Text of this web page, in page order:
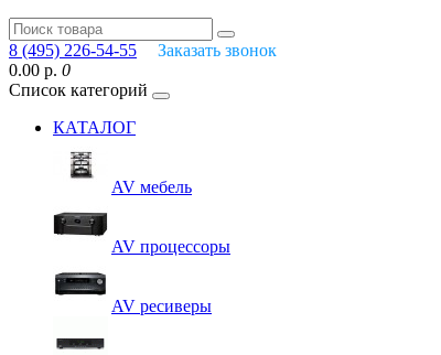
8 (495) 226-54-55
Заказать звонок
0.00 р. 0
Список категорий
КАТАЛОГ
AV мебель
AV процессоры
AV ресиверы